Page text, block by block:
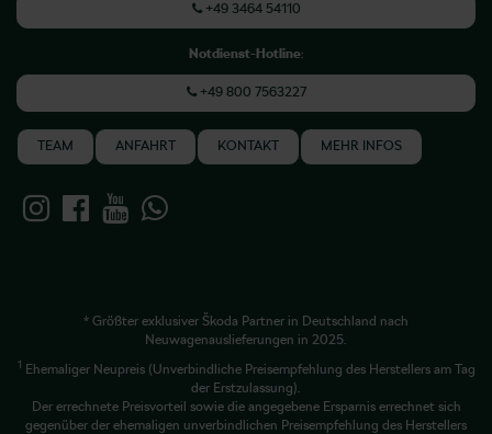
+49 3464 54110
Notdienst-Hotline:
+49 800 7563227
TEAM ANFAHRT KONTAKT MEHR INFOS
* Größter exklusiver Škoda Partner in Deutschland nach
Neuwagenauslieferungen in 2025.
1
Ehemaliger Neupreis (Unverbindliche Preisempfehlung des Herstellers am Tag
der Erstzulassung).
Der errechnete Preisvorteil sowie die angegebene Ersparnis errechnet sich
gegenüber der ehemaligen unverbindlichen Preisempfehlung des Herstellers